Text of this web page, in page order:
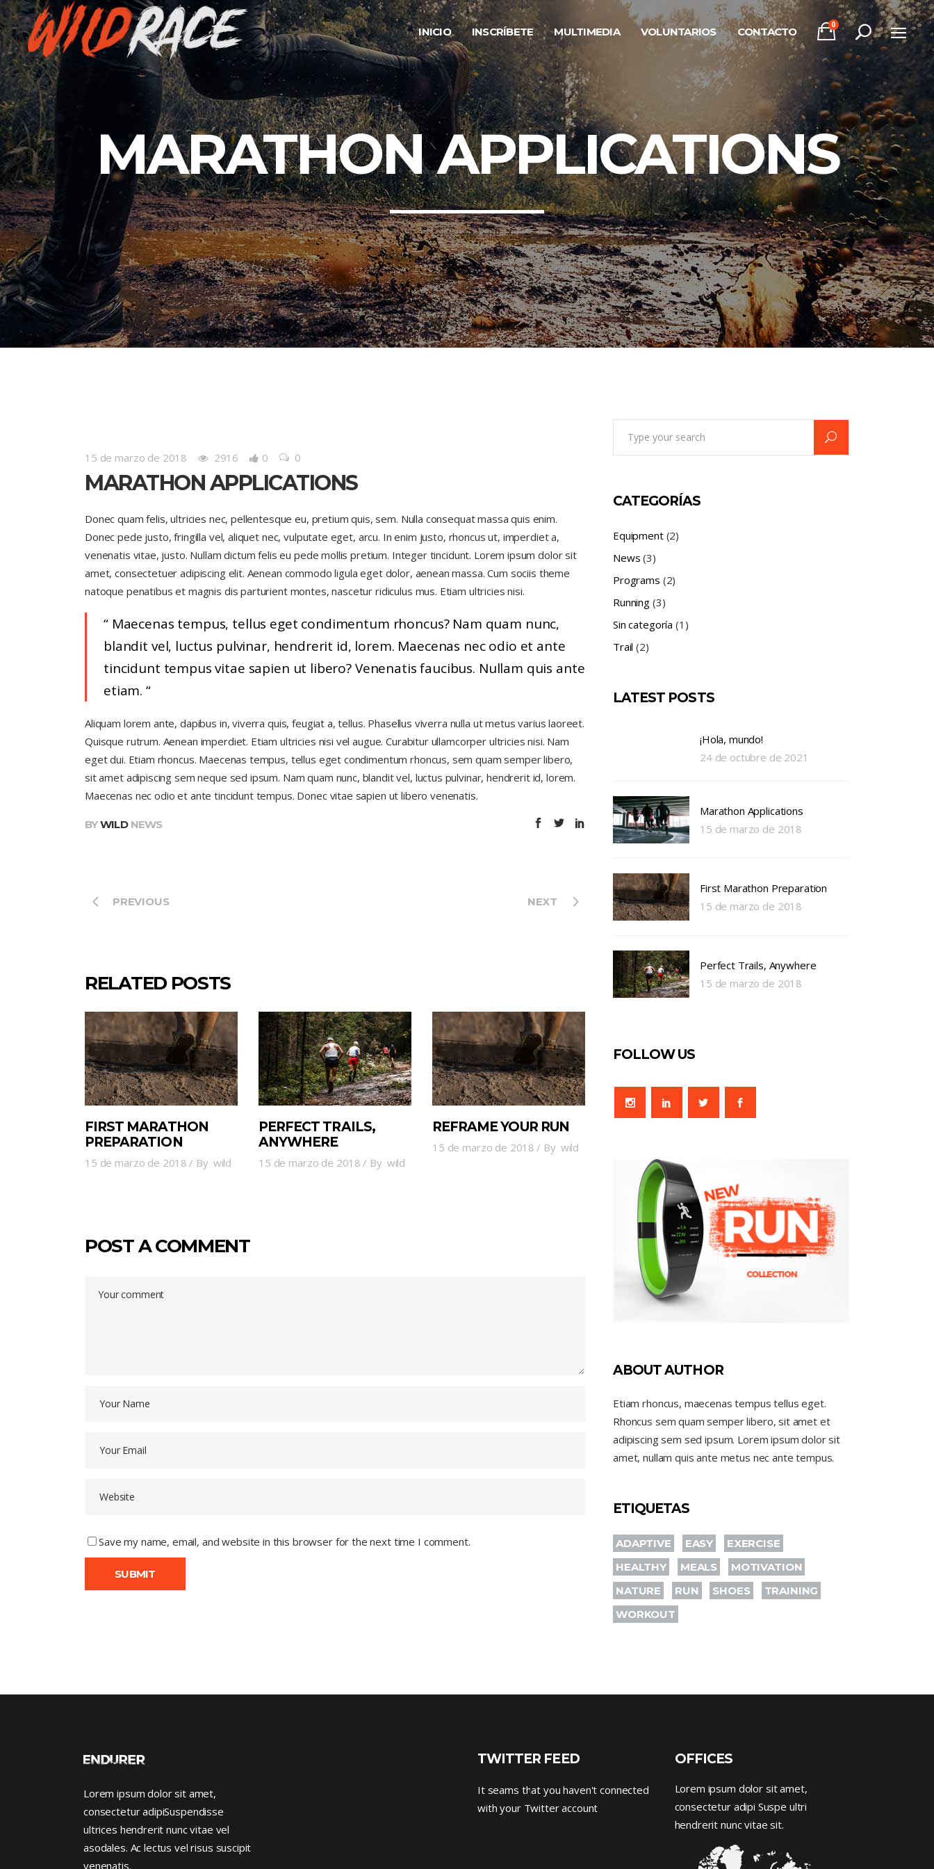
INICIO INSCRÍBETE MULTIMEDIA VOLUNTARIOS CONTACTO
0
MARATHON APPLICATIONS
15 de marzo de 2018 2916 0 0
MARATHON APPLICATIONS
Donec quam felis, ultricies nec, pellentesque eu, pretium quis, sem. Nulla consequat massa quis enim.
Donec pede justo, fringilla vel, aliquet nec, vulputate eget, arcu. In enim justo, rhoncus ut, imperdiet a,
venenatis vitae, justo. Nullam dictum felis eu pede mollis pretium. Integer tincidunt. Lorem ipsum dolor sit
amet, consectetuer adipiscing elit. Aenean commodo ligula eget dolor, aenean massa. Cum sociis theme
natoque penatibus et magnis dis parturient montes, nascetur ridiculus mus. Etiam ultricies nisi.
Maecenas tempus, tellus eget condimentum rhoncus? Nam quam nunc,
blandit vel, luctus pulvinar, hendrerit id, lorem. Maecenas nec odio et ante
tincidunt tempus vitae sapien ut libero? Venenatis faucibus. Nullam quis ante
etiam.
Aliquam lorem ante, dapibus in, viverra quis, feugiat a, tellus. Phasellus viverra nulla ut metus varius laoreet.
Quisque rutrum. Aenean imperdiet. Etiam ultricies nisi vel augue. Curabitur ullamcorper ultricies nisi. Nam
eget dui. Etiam rhoncus. Maecenas tempus, tellus eget condimentum rhoncus, sem quam semper libero,
sit amet adipiscing sem neque sed ipsum. Nam quam nunc, blandit vel, luctus pulvinar, hendrerit id, lorem.
Maecenas nec odio et ante tincidunt tempus. Donec vitae sapien ut libero venenatis.
BYWILD NEWS
PREVIOUS NEXT
RELATED POSTS
FIRST MARATHON
PREPARATION
15 de marzo de 2018 By wild
PERFECT TRAILS,
ANYWHERE
15 de marzo de 2018 By wild
REFRAME YOUR RUN
15 de marzo de 2018 By wild
POST A COMMENT
Save my name, email, and website in this browser for the next time I comment.
CATEGORÍAS
Equipment(2)
News (3)
Programs (2)
Running(3)
Sin categoría (1)
Trail (2)
LATEST POSTS
¡Hola, mundo!
24 de octubre de 2021
Marathon Applications
15 de marzo de 2018
First Marathon Preparation
15 de marzo de 2018
Perfect Trails, Anywhere
15 de marzo de 2018
FOLLOW US
ABOUT AUTHOR
Etiam rhoncus, maecenas tempus tellus eget.
Rhoncus sem quam semper libero, sit amet et
adipiscing sem sed ipsum. Lorem ipsum dolor sit
amet, nullam quis ante metus nec ante tempus.
ETIQUETAS
ADAPTIVE EASY
EXERCISE
HEALTHY
MEALS
MOTIVATION
NATURE
RUN SHOES
TRAINING
WORKOUT
Lorem ipsum dolor sit amet,
consectetur adipiSuspendisse
ultrices hendrerit nunc vitae vel
asodales. Ac lectus vel risus suscipit
venenatis.
TWITTER FEED
It seams that you haven't connected
with your Twitter account
OFFICES
Lorem ipsum dolor sit amet,
consectetur adipi Suspe ultri
hendrerit nunc vitae sit.